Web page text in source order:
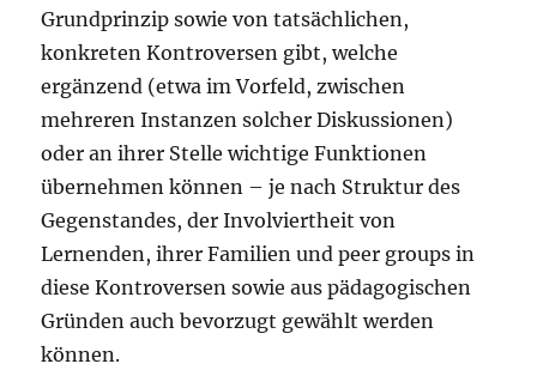
Grundprinzip sowie von tatsächlichen,
konkreten Kontroversen gibt, welche
ergänzend (etwa im Vorfeld, zwischen
mehreren Instanzen solcher Diskussionen)
oder an ihrer Stelle wichtige Funktionen
übernehmen können – je nach Struktur des
Gegenstandes, der Involviertheit von
Lernenden, ihrer Familien und peer groups in
diese Kontroversen sowie aus pädagogischen
Gründen auch bevorzugt gewählt werden
können.